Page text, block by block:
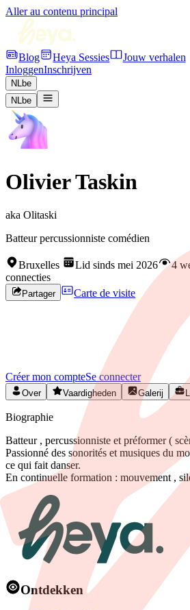
Aller au contenu principal
Blog Heya Sessies
Jouw verhalen
InloggenInschrijven
NLbe
NLbe
Olivier Taskin
aka Olitaski
Batteur percussionniste comédien
Bruxelles Lid sinds mei 2026 4
connecties
Partager Carte de visite
Rejoignez HEYA pour contacter
Créez votre profil gratuitement et
Créer mon compteSe connecter
Over Vaardigheden Galerij
Biographie
Batteur , percussionniste et préformer (
Passionné des sonorités et musiques du
ce qui fait danser.
En continuelle formation : mouvement ,
Ontdekken